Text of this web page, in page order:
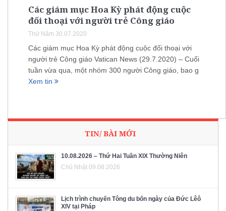
Các giám mục Hoa Kỳ phát động cuộc
đối thoại với người trẻ Công giáo
Thứ Năm 30.07.2020
Các giám mục Hoa Kỳ phát động cuộc đối thoại với
người trẻ Công giáo Vatican News (29.7.2020) – Cuối
tuần vừa qua, một nhóm 300 người Công giáo, bao g
Xem tin
TIN/ BÀI MỚI
10.08.2026 – Thứ Hai Tuần XIX Thường Niên
Chủ Nhật 09.08.2026
Lịch trình chuyến Tông du bốn ngày của Đức Lêô
XIV tại Pháp